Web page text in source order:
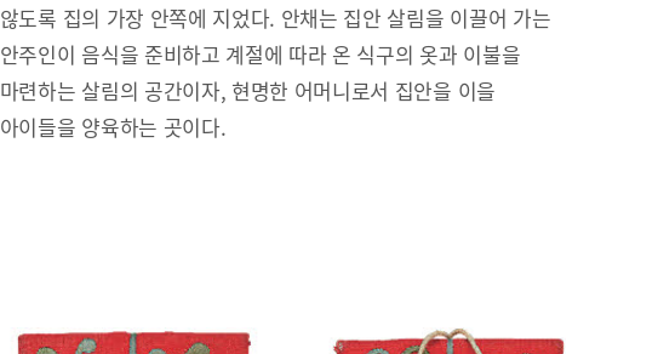
않도록 집의 가장 안쪽에 지었다. 안채는 집안 살림을 이끌어 가는
안주인이 음식을 준비하고 계절에 따라 온 식구의 옷과 이불을
마련하는 살림의 공간이자, 현명한 어머니로서 집안을 이을
아이들을 양육하는 곳이다.